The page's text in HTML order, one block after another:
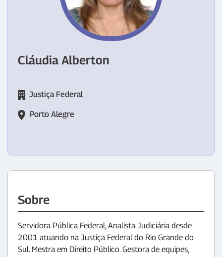
Cláudia Alberton
Justiça Federal
Porto Alegre
Sobre
Servidora Pública Federal, Analista Judiciária desde
2001 atuando na Justiça Federal do Rio Grande do
Sul. Mestra em Direito Público. Gestora de equipes,